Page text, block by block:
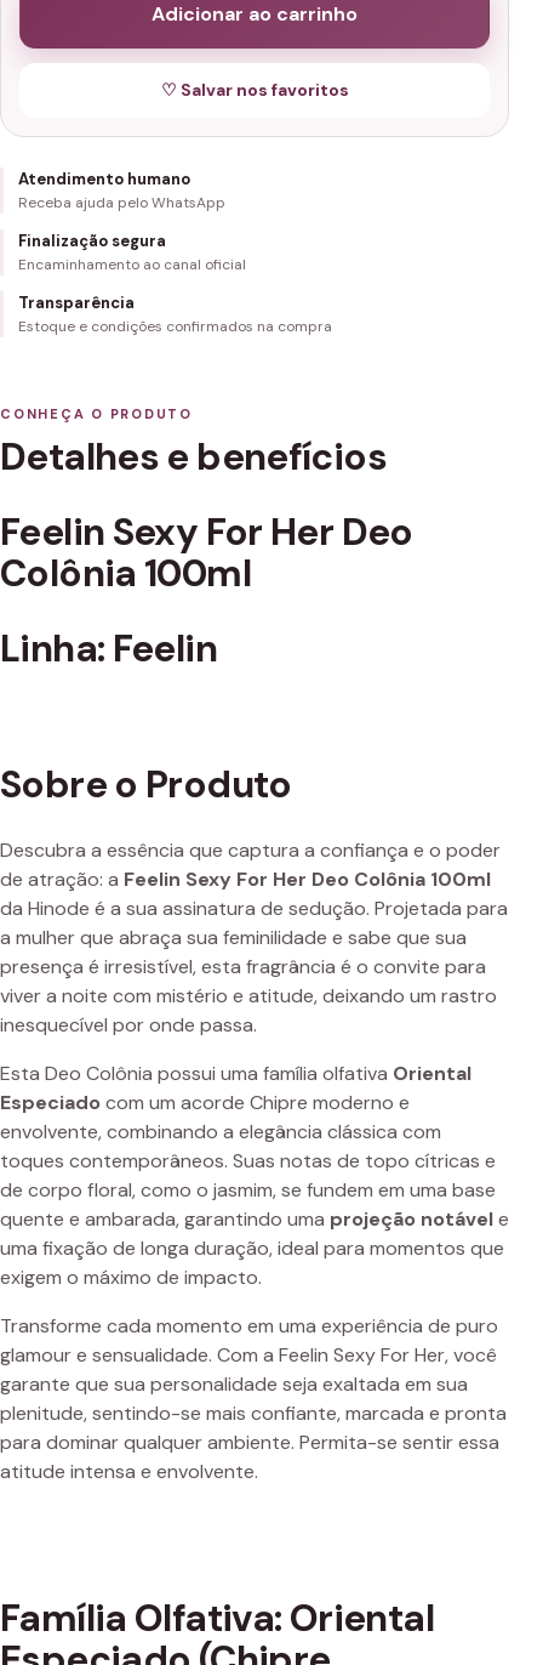
Adicionar ao carrinho
♡ Salvar nos favoritos
Atendimento humano
Receba ajuda pelo WhatsApp
Finalização segura
Encaminhamento ao canal oficial
Transparência
Estoque e condições confirmados na compra
CONHEÇA O PRODUTO
Detalhes e benefícios
Feelin Sexy For Her Deo
Colônia 100ml
Linha: Feelin
Sobre o Produto
Descubra a essência que captura a confiança e o poder
de atração: a Feelin Sexy For Her Deo Colônia 100ml
da Hinode é a sua assinatura de sedução. Projetada para
a mulher que abraça sua feminilidade e sabe que sua
presença é irresistível, esta fragrância é o convite para
viver a noite com mistério e atitude, deixando um rastro
inesquecível por onde passa.
Esta Deo Colônia possui uma família olfativa Oriental
Especiado com um acorde Chipre moderno e
envolvente, combinando a elegância clássica com
toques contemporâneos. Suas notas de topo cítricas e
de corpo floral, como o jasmim, se fundem em uma base
quente e ambarada, garantindo uma projeção notávele
uma fixação de longa duração, ideal para momentos que
exigem o máximo de impacto.
Transforme cada momento em uma experiência de puro
glamour e sensualidade. Com a Feelin Sexy For Her, você
garante que sua personalidade seja exaltada em sua
plenitude, sentindo-se mais confiante, marcada e pronta
para dominar qualquer ambiente. Permita-se sentir essa
atitude intensa e envolvente.
Família Olfativa: Oriental